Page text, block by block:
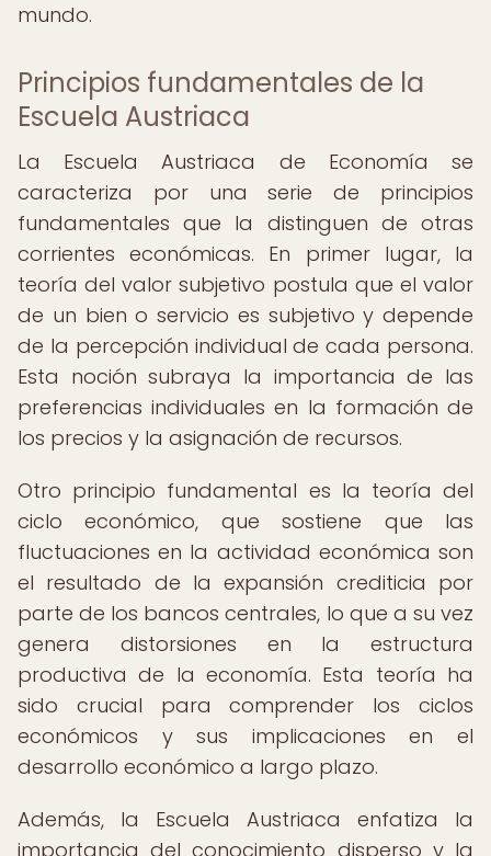
mundo.
Principios fundamentales de la
Escuela Austriaca
La Escuela Austriaca de Economía se
caracteriza por una serie de principios
fundamentales que la distinguen de otras
corrientes económicas. En primer lugar, la
teoría del valor subjetivo postula que el valor
de un bien o servicio es subjetivo y depende
de la percepción individual de cada persona.
Esta noción subraya la importancia de las
preferencias individuales en la formación de
los precios y la asignación de recursos.
Otro principio fundamental es la teoría del
ciclo económico, que sostiene que las
fluctuaciones en la actividad económica son
el resultado de la expansión crediticia por
parte de los bancos centrales, lo que a su vez
genera distorsiones en la estructura
productiva de la economía. Esta teoría ha
sido crucial para comprender los ciclos
económicos y sus implicaciones en el
desarrollo económico a largo plazo.
Además, la Escuela Austriaca enfatiza la
importancia del conocimiento disperso y la